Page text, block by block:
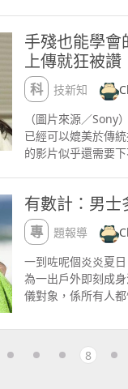
個投資我認為是值
一般人都會對飲用
是一個概念。水的
量。每個人所需的
主要負責輸送水液
能弱的人，經常會
慣Compulsive
水, 飲水, 喝水, 健康
用電熱水瓶的。有
水老化的現象，同
因為放久的水容易
3. 喝偏鹼的水有助
兩位資深醫生的意
可能喝一些飲品或
飲用水 我們的肺臟
最近我在市面上買
的水口感最好。 水
日子裏，深深感受
說，「久視傷血，
氣不足，容易無法
易胖，同時更能讓
贅肉。 久坐傷肉 勿
肉其實傷的是脾。
化功能就弱。因脾
太重，逐漸感覺到
虛誘發肥胖。 除了
經，達到養脾健胃
跪著，讓血液往胃
夠運化養分，排掉
術 減重3妙招 走路
法。 《妙招1／走
路時全身重量有一
鞋底，一會抓緊一
而有效果的養脾運
常做與腳趾頭相關
元氣。 《妙招2／
的血管與經絡，加
手殘也能學會
上傳就狂被讚
科技新知
（圖片來源／Sony
已經可以媲美於傳
的影片似乎還需要
拍的很有質感，這
只要用對方法，人
的就對了！ （圖片
式拍攝，當把影片
的黑條，這樣會影
果的影片，否則應
要！沒有的話自製
支援錄影的光學防
好的選擇！當然，
有數計：男士
專題報導
一到咗呢個炎炎夏
為一出戶外即刻成
儀對象，係所有人
易令身體吸收更多
汗味更加係覺得吸
性，散發嘅汗味就
8